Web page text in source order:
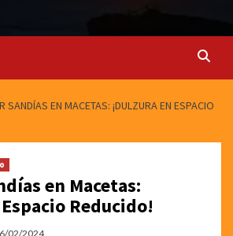
SANDÍAS EN MACETAS: ¡DULZURA EN ESPACIO
en Macetas:
Reducido!
02/2024